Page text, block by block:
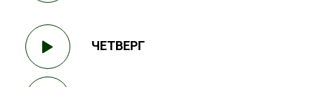
ЧЕТВЕРГ